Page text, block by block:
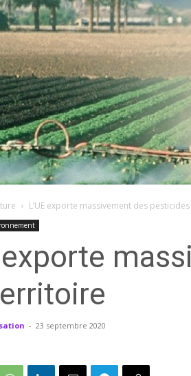
L’UE exporte massivement des
exporte
- 23 septembre 2020